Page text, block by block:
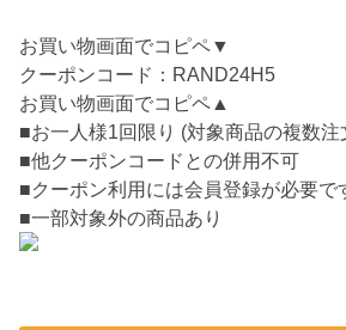
お買い物画面でコピペ▼
クーポンコード：RAND24H5
お買い物画面でコピペ▲
■お一人様1回限り (対象商品の複数注
■他クーポンコードとの併用不可
■クーポン利用には会員登録が必要で
■一部対象外の商品あり